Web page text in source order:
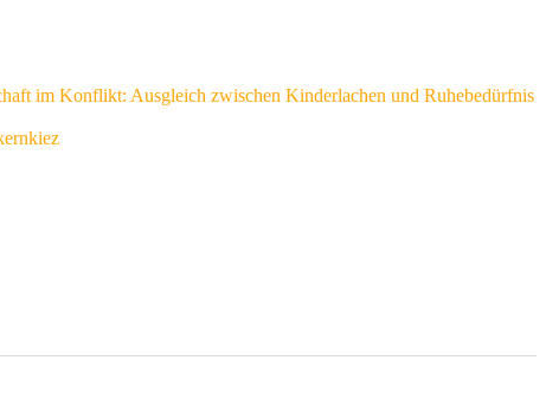
im Konflikt: Ausgleich zwischen Kinderlachen und Ruhebedürfnis